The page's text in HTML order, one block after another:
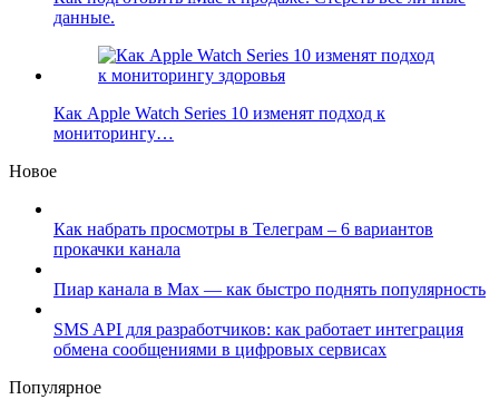
данные.
Как Apple Watch Series 10 изменят подход к
мониторингу…
Новое
Как набрать просмотры в Телеграм – 6 вариантов
прокачки канала
Пиар канала в Max — как быстро поднять популярность
SMS API для разработчиков: как работает интеграция
обмена сообщениями в цифровых сервисах
Популярное